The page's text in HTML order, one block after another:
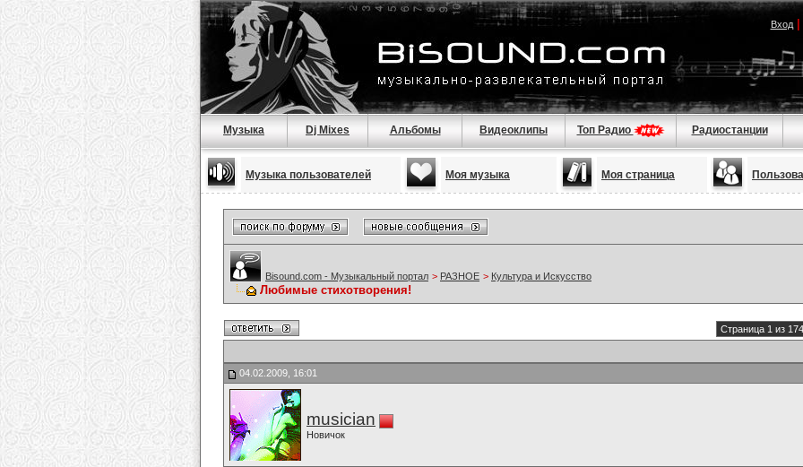
Вход|
Музыка Dj Mixes Альбомы Видеоклипы Топ Радио Радиостанции
Музыка пользователей Моя музыка Моя страница
Bisound.com - Музыкальный портал > РАЗНОЕ > Культура и Искусство
Любимые стихотворения!
Страница 1 из 174
04.02.2009, 16:01
musician
Новичок